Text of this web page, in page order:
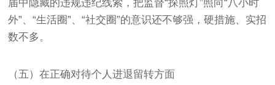
届中隐藏的违规违纪线索，把监督“探照灯”照向“八小时
外”、“生活圈”、“社交圈”的意识还不够强，硬措施、实招
数不多。
（五）在正确对待个人进退留转方面